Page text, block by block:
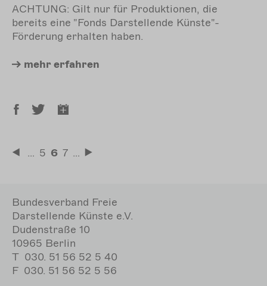
ACHTUNG: Gilt nur für Produktionen, die
bereits eine "Fonds Darstellende Künste"-
Förderung erhalten haben.
mehr erfahren
Seitennummerierung
… Seite
5 Aktuelle
6 Seite
7 …
Bundesverband Freie
Darstellende Künste e.V.
Dudenstraße 10
10965 Berlin
T 030. 51 56 52 5 40
F 030. 51 56 52 5 56